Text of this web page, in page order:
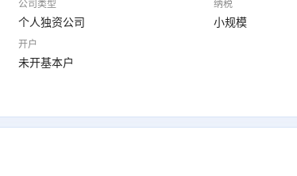
公司类型
个人独资公司
纳税
小规模
开户
未开基本户